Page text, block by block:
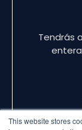
This website stores
Tendrás